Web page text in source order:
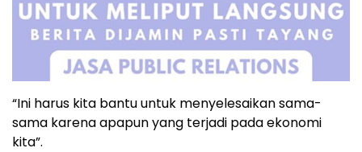
“Ini harus kita bantu untuk menyelesaikan sama-
sama karena apapun yang terjadi pada ekonomi
kita”.